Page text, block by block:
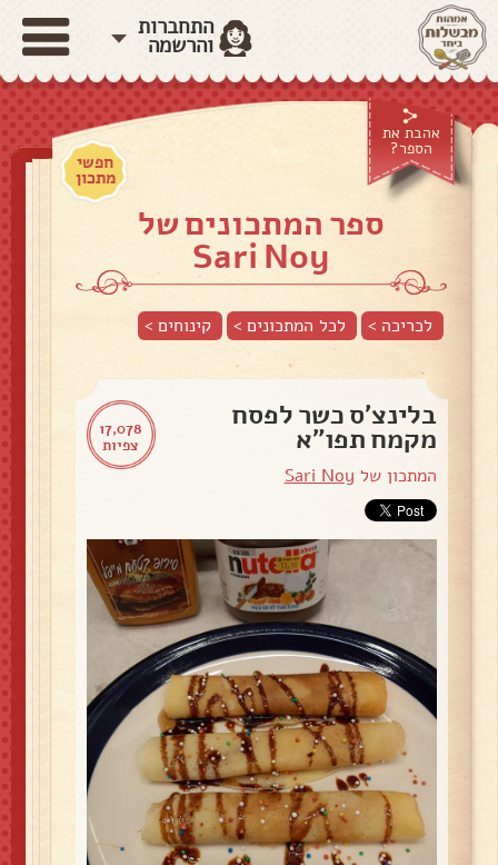
התחברות
והרשמה
אהבת את
הספר?
חפשי
מתכון
ספר המתכונים של
Sari Noy
לכריכה > לכל המתכונים > קינוחים>
17,078
צפיות
בלינצ'ס כשר לפסח
מקמח תפו"א
המתכון של Sari Noy